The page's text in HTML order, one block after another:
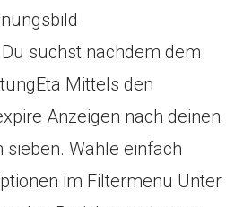
suchst nachdem dem
Mittels den
Anzeigen nach deinen
sieben. Wahle einfach
im Filtermenu Unter